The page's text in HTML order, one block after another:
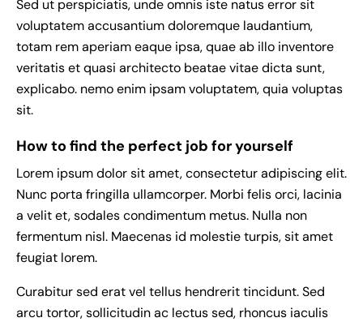
Sed ut perspiciatis, unde omnis iste natus error sit
voluptatem accusantium doloremque laudantium,
totam rem aperiam eaque ipsa, quae ab illo inventore
veritatis et quasi architecto beatae vitae dicta sunt,
explicabo. nemo enim ipsam voluptatem, quia voluptas
sit.
How to find the perfect job for yourself
Lorem ipsum dolor sit amet, consectetur adipiscing elit.
Nunc porta fringilla ullamcorper. Morbi felis orci, lacinia
a velit et, sodales condimentum metus. Nulla non
fermentum nisl. Maecenas id molestie turpis, sit amet
feugiat lorem.
Curabitur sed erat vel tellus hendrerit tincidunt. Sed
arcu tortor, sollicitudin ac lectus sed, rhoncus iaculis